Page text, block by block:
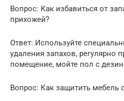
Вопрос: Как избавиться от
прихожей?
Ответ: Используйте
удаления запахов, регулярно
помещение, мойте пол с
Вопрос: Как защитить мебель